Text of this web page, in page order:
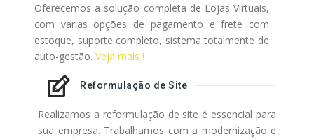
Oferecemos a solução completa de Lojas Virtuais,
com varias opções de pagamento e frete com
estoque, suporte completo, sistema totalmente de
auto-gestão. Veja mais !
Reformulação de Site
Realizamos a reformulação de site é essencial para
sua empresa. Trabalhamos com a modernização e